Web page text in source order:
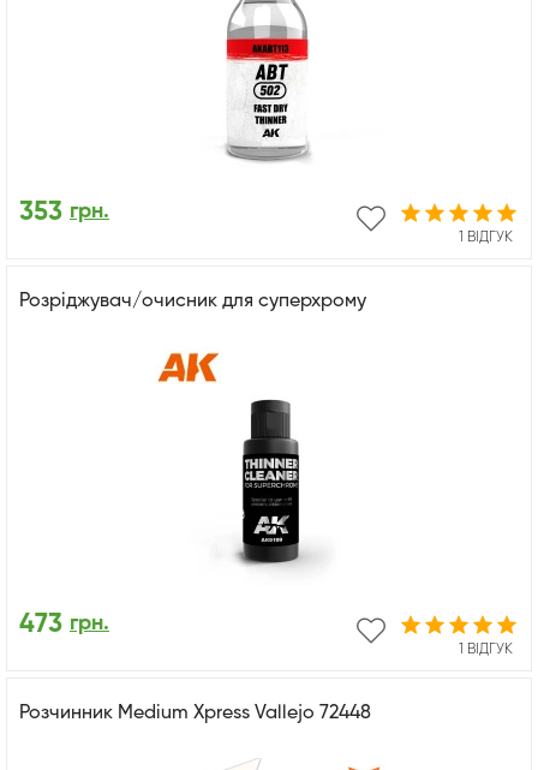
1 ВІДГУК
353 грн.
Розріджувач/очисник для суперхрому
1 ВІДГУК
473 грн.
Розчинник Medium Xpress Vallejo 72448